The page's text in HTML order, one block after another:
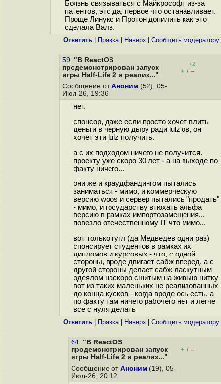
Боязнь связываться с Майкрософт из-за
патентов, это да, первое что останавливает.
Проще Линукс и Протон допилить как это
сделала Валв.
Ответить Правка| Наверх Cообщить модератору
59. "В ReactOS
продемонстрирован запуск
игры Half-Life 2 и реализ..."
+2
+ / –
Сообщение от Аноним (52), 05-
Июл-26, 19:36
нет.
спонсор, даже если просто хочет влить
деньги в черную дыру ради lulz'ов, он
хочет эти lulz получить.
а с их подходом ничего не получится.
проекту уже скоро 30 лет - а на выходе по
факту ничего...
они же и краудфандингом пытались
заниматься - мимо, и коммерческую
версию woos и сервер пытались "продать"
- мимо, и государству втюхать альфа
версию в рамках импортозамещения...
повезло отечественному IT что мимо...
вот только гугл (да Медведев одни раз)
спонсирует студентов в рамках их
дипломов и курсовых - что, с одной
стороны, вроде двигает сабж вперед, а с
другой стороны делает сабж ласкутным
одеялом наскоро сшитым на живыю нитку
вот из таких маленьких не реализованных
до конца кусков - когда вроде ось есть, а
по факту там ничего рабочего нет и легче
все с нуля делать
Ответить Правка| Наверх Cообщить модератору
64. "В ReactOS
продемонстрирован запуск
игры Half-Life 2 и реализ..."
+ / –
Сообщение от Аноним (19), 05-
Июл-26, 20:12